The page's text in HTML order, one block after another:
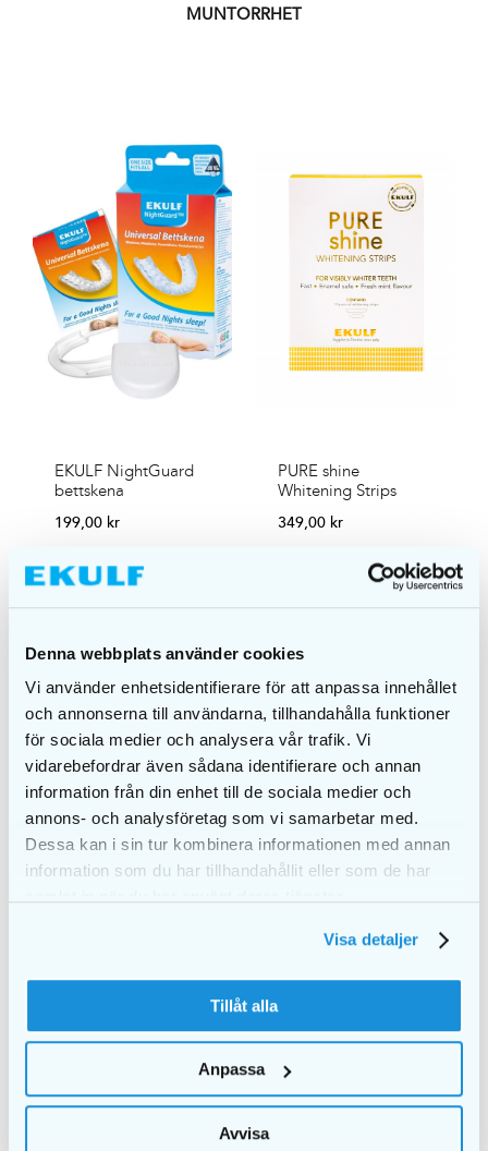
Denna webbplats använder cookies
Vi använder enhetsidentifierare för att anpassa innehållet
och annonserna till användarna, tillhandahålla funktioner
för sociala medier och analysera vår trafik. Vi
vidarebefordrar även sådana identifierare och annan
information från din enhet till de sociala medier och
annons- och analysföretag som vi samarbetar med.
Dessa kan i sin tur kombinera informationen med annan
information som du har tillhandahållit eller som de har
Visa detaljer
Tillåt alla
Anpassa
Avvisa
MUNTORRHET
EKULF NightGuard
bettskena
199,00 kr
LÄGG I
VARUKORG
PURE shine
Whitening Strips
349,00 kr
LÄGG I
VARUKORG
EKULF PowerFlosser
649,00kr
VARUKORG
EKULF Fuktisar
42,00kr
DETALJER